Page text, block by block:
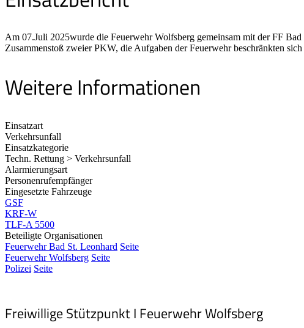
Am 07.Juli 2025wurde die Feuerwehr Wolfsberg gemeinsam mit der FF
Zusammenstoß zweier PKW, die Aufgaben der Feuerwehr beschränkten
Weitere Informationen
Einsatzart
Verkehrsunfall
Einsatzkategorie
Techn. Rettung > Verkehrsunfall
Alarmierungsart
Personenrufempfänger
Eingesetzte Fahrzeuge
GSF
KRF-W
TLF-A 5500
Beteiligte Organisationen
Feuerwehr Bad St. Leonhard Seite
Feuerwehr Wolfsberg Seite
Polizei Seite
Freiwillige Stützpunkt I Feuerwehr Wolfsberg